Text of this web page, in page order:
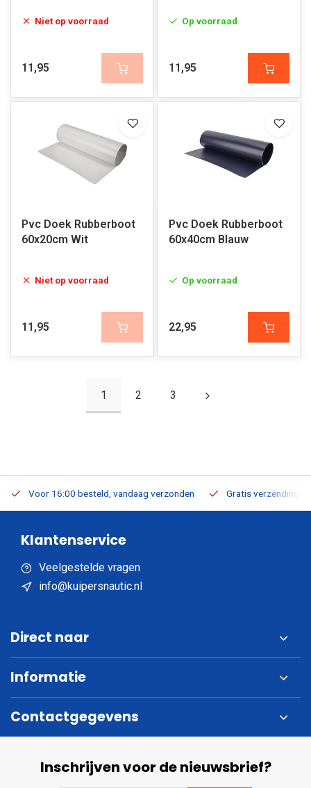
Niet op voorraad
11,95
Op voorraad
11,95
Pvc Doek Rubberboot
60x20cm Wit
Niet op voorraad
11,95
Pvc Doek Rubberboot
60x40cm Blauw
Op voorraad
22,95
1 2 3
Voor 16:00 besteld, vandaag verzonden Gratis verzending
Klantenservice
Veelgestelde vragen
info@kuipersnautic.nl
Direct naar
Informatie
Contactgegevens
Inschrijven voor de nieuwsbrief?